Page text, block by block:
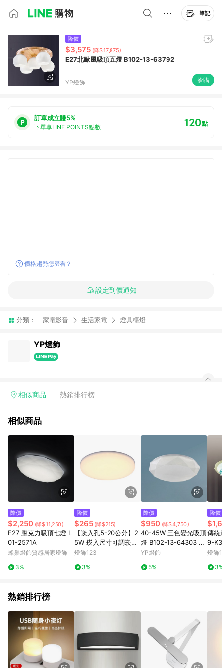
筆記
降價
$3,575 (降$17,875)
E27北歐風吸頂五燈 B102-13-63792
YP燈飾 搶購
訂單成立賺5%
下單享LINE POINTS點數 120點
價格趨勢怎麼看？
設定到價通知
分類： 家電影音 生活家電 燈具檯燈
YP燈飾
相似商品 熱銷排行榜
相似商品
降價
$2,250 (降$11,250)
E27 壓克力吸頂七燈 L
01-2571A
蜂巢燈飾質感居家燈飾
3%
降價
$265 (降$215)
【崁入孔5-20公分】2
5W 崁入尺寸可調崁燈
F79-23-90703
燈飾123
3%
降價
$950 (降$4,750)
40-45W 三色變光吸頂
燈 B102-13-64303 64
304
YP燈飾
5%
降價
傳統
9-
燈飾
熱銷排行榜